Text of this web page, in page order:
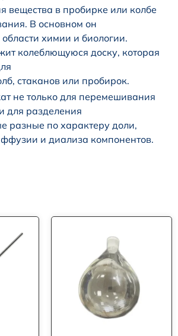
вещества в пробирке или колбе
В основном он
области химии и биологии.
колеблющуюся доску, которая
стаканов или пробирок.
не только для перемешивания
для разделения
разные по характеру доли,
и диализа компонентов.